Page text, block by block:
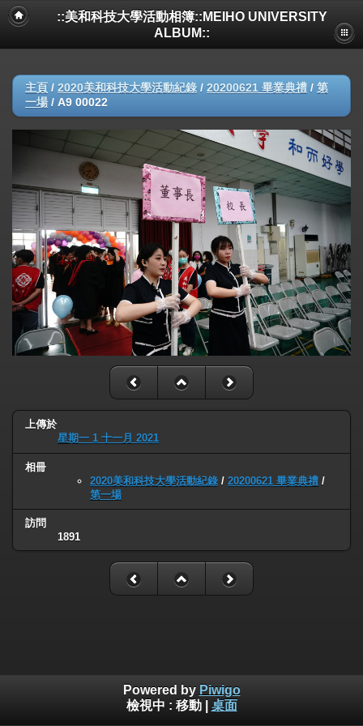
::美和科技大學活動相簿::MEIHO UNIVERSITY
ALBUM::
主頁 / 2020美和科技大學活動紀錄 / 20200621 畢業典禮 / 第
一場 / A9 00022
上傳於
星期一 1 十一月 2021
相冊
2020美和科技大學活動紀錄 / 20200621 畢業典禮 /
第一場
訪問
1891
Powered by Piwigo
檢視中 : 移動| 桌面